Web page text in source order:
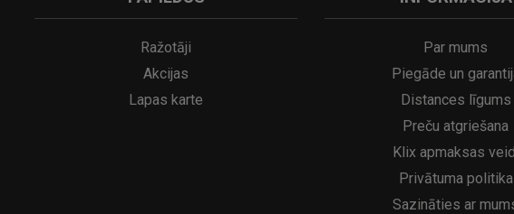
A
kumulatora LED galda lampa SERINA Mini Ø80×200 mm..
29.95€ 21.95€
Ražotāji
Akcijas
Lapas karte
Par mums
Piegāde un
Distances līgums
Preču atgriešana
Klix apmaksas
Privātuma politika
Sazināties ar